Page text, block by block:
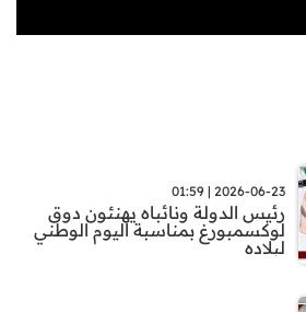
2026-06-23 | 01:59
رئيس الدولة ونائباه يهنئون دوق
لوكسمبورغ بمناسبة اليوم الوطني
لبلاده